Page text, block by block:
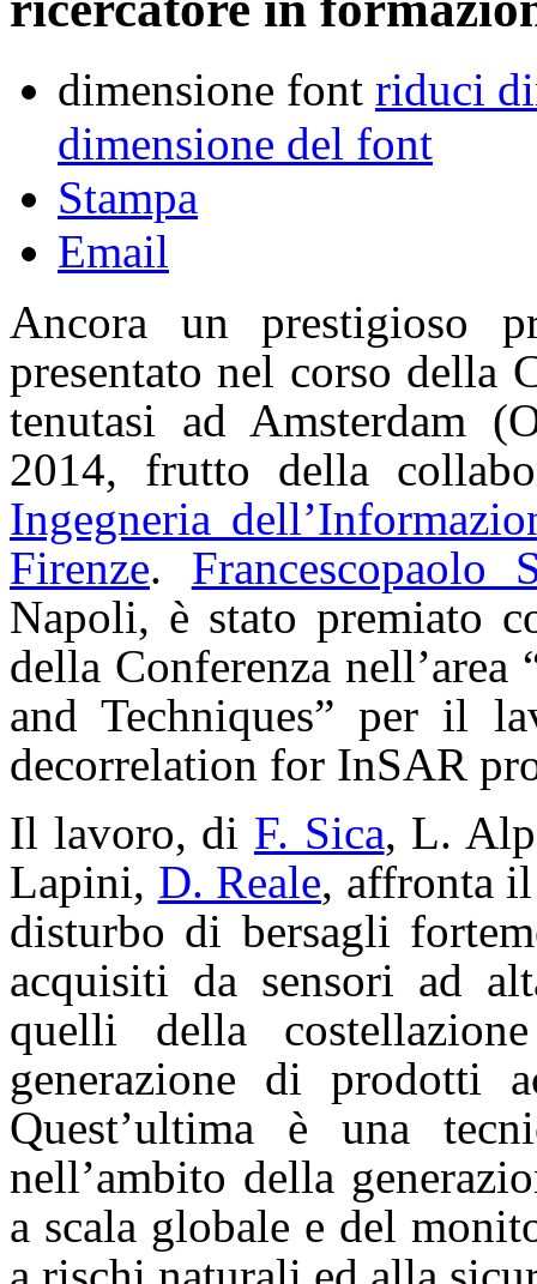
dimensione font riduci
dimensione del font
Stampa
Email
Ancora un prestigioso
presentato nel corso della
tenutasi ad Amsterdam
2014, frutto della
Ingegneria
Firenze. Francescopaolo
Napoli, è stato premiato
della Conferenza
and Techniques” per il
decorrelation for InSAR
Il lavoro, di F. Sica, L.
Lapini, D. Reale, affronta
disturbo di bersagli
acquisiti da sensori ad
quelli della
generazione di prodotti
Quest’ultima è una
nell’ambito della
a scala globale e del